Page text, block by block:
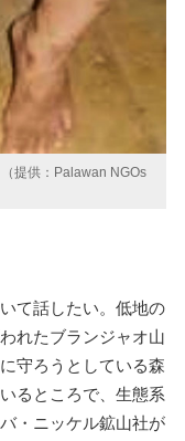
提供：Palawan NGOs
て話したい。低地の
れたブランジャオ山
守ろうとしている森
るところで、生態系
・ニッケル鉱山社が